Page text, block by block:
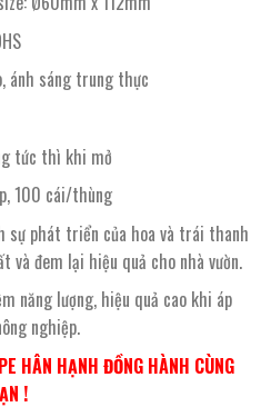
ánh sáng trung thực
tức thì khi mở
100 cái/thùng
sự phát triển của hoa và trái thanh
và đem lại hiệu quả cho nhà vườn.
năng lượng, hiệu quả cao khi áp
nghiệp.
HÂN HẠNH ĐỒNG HÀNH CÙNG
!